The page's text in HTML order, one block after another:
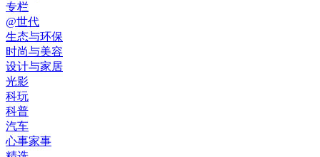
专栏
@世代
生态与环保
时尚与美容
设计与家居
光影
科玩
科普
汽车
心事家事